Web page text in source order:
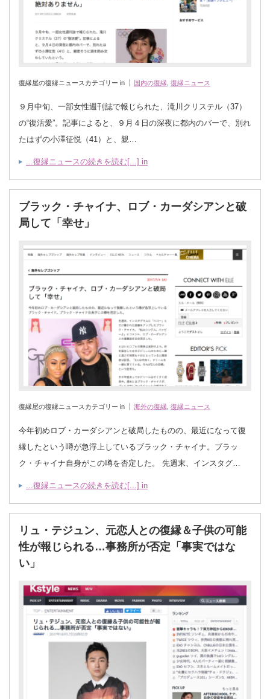
復縁屋の復縁ニュースカテゴリー in 国内の復縁 復縁ニュース
９月中旬、一部女性週刊誌で報じられた、滝川クリステル（37）
の“復活愛”。記事によると、９月４日の深夜に都内のバーで、別れ
たはずの小澤征悦（41）と、親…
...復縁ニュースの続きを読む[...] in
ブラック・チャイナ、ロブ・カーダシアンと破
局して「幸せ」
復縁屋の復縁ニュースカテゴリー in 海外の復縁 復縁ニュース
今年初めロブ・カーダシアンと破局したものの、最近になって復
縁したという噂が急浮上しているブラック・チャイナ。ブラッ
ク・チャイナ自身がこの噂を否定した。 先週末、インスタグ…
...復縁ニュースの続きを読む[...] in
リュ・テジュン、元恋人との復縁＆子供の可能
性が報じられる…事務所が否定「事実ではな
い」